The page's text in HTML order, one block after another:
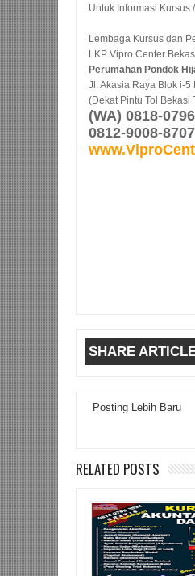
Untuk Informasi Kursus
Lembaga Kursus dan
LKP Vipro Center
Perumahan Pondok
Jl. Akasia Raya Blok i-5
(Dekat Pintu Tol Bekasi
(WA) 0818-
0812-9008-8707
SHARE
Posting Lebih Baru
RELATED POSTS